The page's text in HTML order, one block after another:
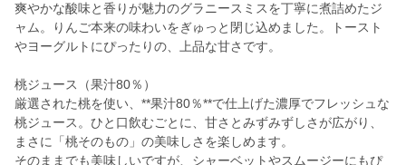
爽やかな酸味と香りが魅力のグラニースミスを丁寧に煮詰めたジ
ャム。りんご本来の味わいをぎゅっと閉じ込めました。トースト
やヨーグルトにぴったりの、上品な甘さです。
桃ジュース（果汁80％）
厳選された桃を使い、**果汁80％**で仕上げた濃厚でフレッシュな
桃ジュース。ひと口飲むごとに、甘さとみずみずしさが広がり、
まさに「桃そのもの」の美味しさを楽しめます。
そのままでも美味しいですが、シャーベットやスムージーにもぴ